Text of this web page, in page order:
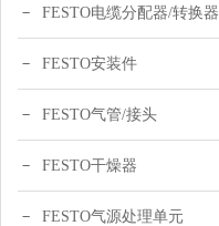
FESTO电缆分配器/转换器
FESTO安装件
FESTO气管/接头
FESTO干燥器
FESTO气源处理单元